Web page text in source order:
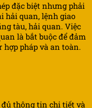
đặc biệt nhưng phải
hải quan, lệnh giao
tàu, hải quan. Việc
là bắt buộc để đảm
pháp và an toàn.
đủ thông tin chi tiết và